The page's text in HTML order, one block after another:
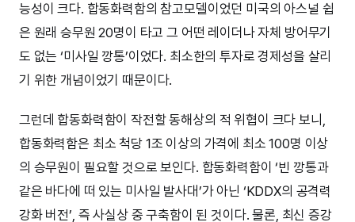
능성이 크다. 합동화력함의 참고모델이었던 미국의 아스널 쉽
은 원래 승무원 20명이 타고 그 어떤 레이더나 자체 방어무기
도 없는 ‘미사일 깡통’이었다. 최소한의 투자로 경제성을 살리
기 위한 개념이었기 때문이다.
그런데 합동화력함이 작전할 동해상의 적 위협이 크다 보니,
합동화력함은 최소 척당 1조 이상의 가격에 최소 100명 이상
의 승무원이 필요할 것으로 보인다. 합동화력함이 ‘빈 깡통과
같은 바다에 떠 있는 미사일 발사대’가 아닌 ‘KDDX의 공격력
강화 버전’, 즉 사실상 중 구축함이 된 것이다. 물론, 최신 증강